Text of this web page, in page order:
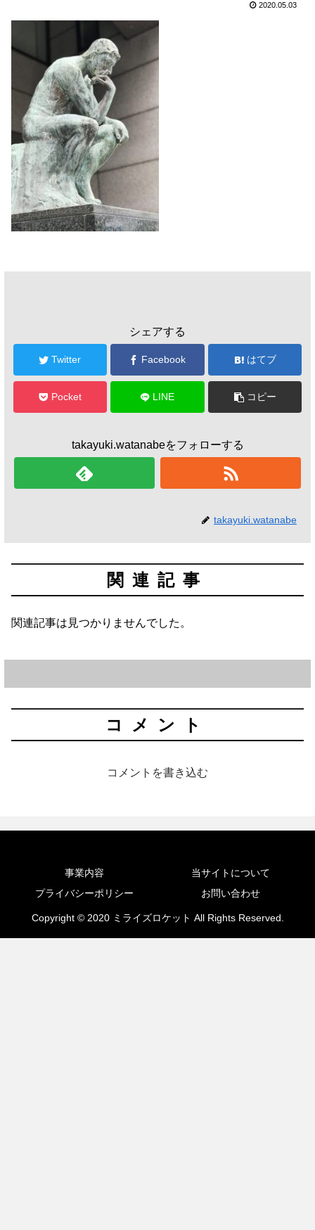
2020.05.03
シェアする
Twitter Facebook はてブ
Pocket LINE コピー
takayuki.watanabeをフォローする
takayuki.watanabe
関連記事
関連記事は見つかりませんでした。
コメント
コメントを書き込む
事業内容
当サイトについて
プライバシーポリシー
お問い合わせ
Copyright © 2020 ミライズロケット All Rights Reserved.